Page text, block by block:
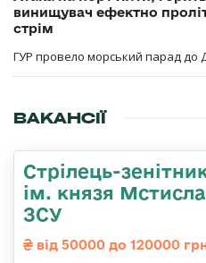
винищувач ефектно
стрім
ГУР провело морський парад до
ВАКАНСІЇ
Стрілець-
ім. князя
ЗСУ
від 50000 до 120000